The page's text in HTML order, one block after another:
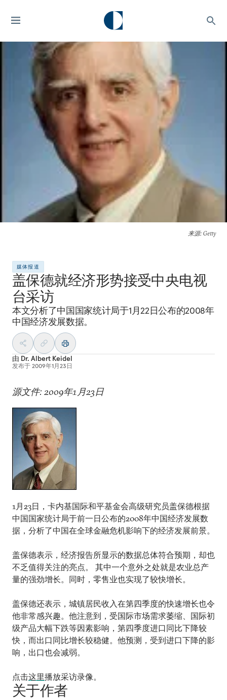
来源: Getty
媒体报道
盖保德就经济形势接受中央电视
台采访
本文分析了中国国家统计局于1月22日公布的2008年
中国经济发展数据。
由 Dr. Albert Keidel
发布于 2009年1月23日
源文件: 2009年1月23日
1月23日，卡内基国际和平基金会高级研究员盖保德根据
中国国家统计局于前一日公布的2008年中国经济发展数
据，分析了中国在全球金融危机影响下的经济发展前景。
盖保德表示，经济报告所显示的数据总体符合预期，却也
不乏值得关注的亮点。 其中一个意外之处就是农业总产
量的强劲增长。同时，零售业也实现了较快增长。
盖保德还表示，城镇居民收入在第四季度的快速增长也令
他非常感兴趣。他注意到，受国际市场需求萎缩、国际初
级产品大幅下跌等因素影响，第四季度进口同比下降较
快，而出口同比增长较稳健。他预测，受到进口下降的影
响，出口也会减弱。
点击这里播放采访录像。
关于作者